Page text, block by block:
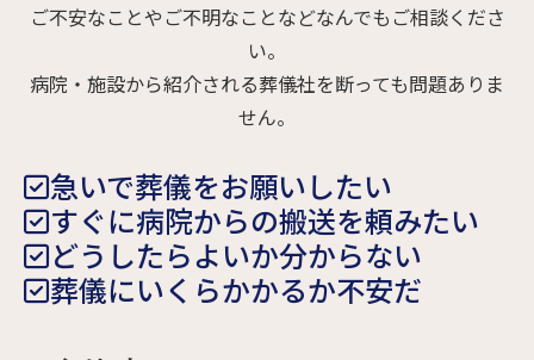
ご不安なことやご不明なことなどなんでもご相談くださ
い。
病院・施設から紹介される葬儀社を断っても問題ありま
せん。
急いで葬儀をお願いしたい
すぐに病院からの搬送を頼みたい
どうしたらよいか分からない
葬儀にいくらかかるか不安だ